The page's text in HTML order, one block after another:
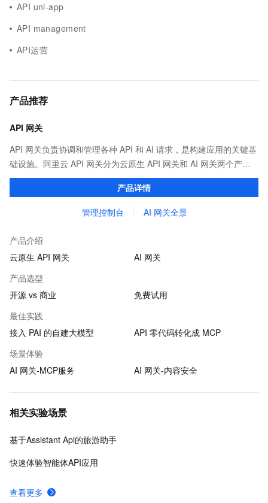
API uni-app
API management
API运营
产品推荐
API 网关
API 网关负责协调和管理各种 API 和 AI 请求，是构建应用的关键基
础设施。阿里云 API 网关分为云原生 API 网关和 AI 网关两个产
品。
产品详情
管理控制台 AI 网关全景
产品介绍
云原生 API 网关
AI 网关
产品选型
开源 vs 商业
免费试用
最佳实践
接入 PAI 的自建大模型
API 零代码转化成 MCP
场景体验
AI 网关-MCP服务
AI 网关-内容安全
相关实验场景
基于Assistant Api的旅游助手
快速体验智能体API应用
查看更多